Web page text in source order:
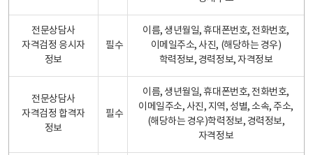
전문상담사
자격검정 응시자
정보
필수
이름, 생년월일, 휴대폰번호, 전화번호,
이메일주소, 사진, (해당하는 경우)
학력정보, 경력정보, 자격정보
전문상담사
자격검정 합격자
정보
필수
이름, 생년월일, 휴대폰번호, 전화번호,
이메일주소, 사진, 지역, 성별, 소속, 주소,
(해당하는 경우)학력정보, 경력정보,
자격정보